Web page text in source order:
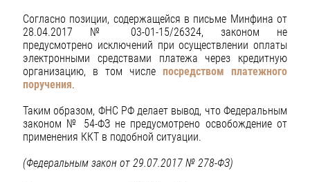
Согласно позиции, содержащейся в письме Минфина от
28.04.2017 № 03-01-15/26324, законом не
предусмотрено исключений при осуществлении оплаты
электронными средствами платежа через кредитную
организацию, в том числе посредством платежного
поручения.
Таким образом, ФНС РФ делает вывод, что Федеральным
законом № 54-ФЗ не предусмотрено освобождение от
применения ККТ в подобной ситуации.
(Федеральным закон от 29.07.2017 № 278-ФЗ)